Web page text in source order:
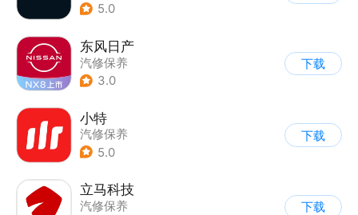
5.0
东风日产
汽修保养
3.0
下载
小特
汽修保养
5.0
下载
立马科技
汽修保养
下载